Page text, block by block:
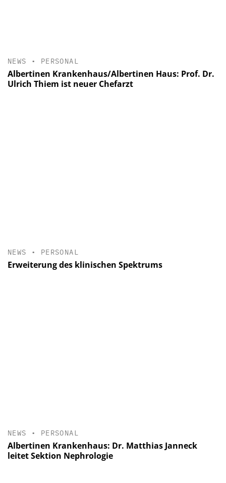
NEWS • PERSONAL
Albertinen Krankenhaus/Albertinen Haus: Prof. Dr.
Ulrich Thiem ist neuer Chefarzt
NEWS • PERSONAL
Erweiterung des klinischen Spektrums
NEWS • PERSONAL
Albertinen Krankenhaus: Dr. Matthias Janneck
leitet Sektion Nephrologie